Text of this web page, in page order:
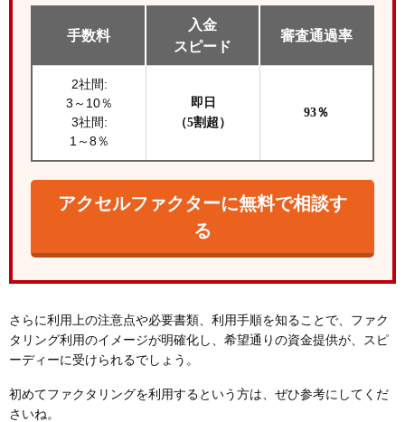
手数料
入金
スピード
審査通過率
2社間:
3～10％
3社間:
1～8％
即日
（5割超）
93％
アクセルファクターに無料で相談す
る
さらに利用上の注意点や必要書類、利用手順を知ることで、ファク
タリング利用のイメージが明確化し、希望通りの資金提供が、スピ
ーディーに受けられるでしょう。
初めてファクタリングを利用するという方は、ぜひ参考にしてくだ
さいね。